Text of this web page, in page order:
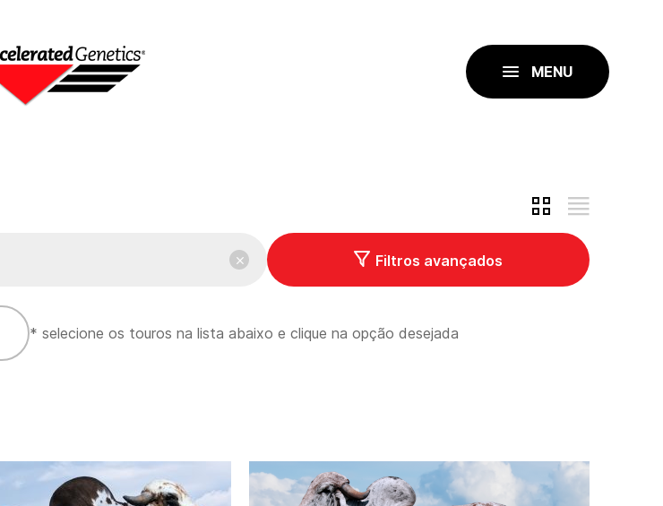
MENU
Filtros avançados
* selecione os touros na lista abaixo e clique na opção desejada